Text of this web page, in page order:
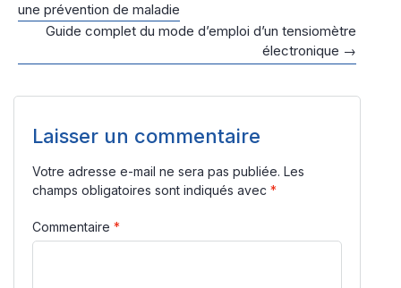
des
articles
une prévention de maladie
Guide complet du mode d’emploi d’un tensiomètre
électronique →
Laisser un commentaire
Votre adresse e-mail ne sera pas publiée. Les
champs obligatoires sont indiqués avec *
Commentaire *